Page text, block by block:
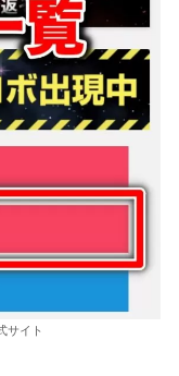
サイト